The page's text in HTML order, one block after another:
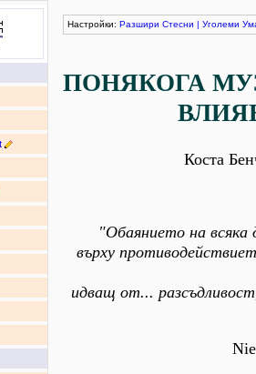
Настройки: Разшири Стесни | Уголеми
ПОНЯКОГА
Коста
"Обаянието на всяка
върху
идващ от...